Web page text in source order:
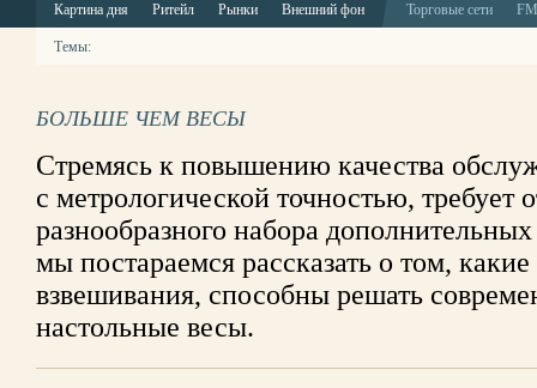
Картина дня Ритейл Рынки Внешний фон Торговые сети
Темы:
БОЛЬШЕ ЧЕМ ВЕСЫ
Стремясь к повышению качества
с метрологической точностью, требует
разнообразного набора
мы постараемся рассказать о том,
взвешивания, способны решать
настольные весы.